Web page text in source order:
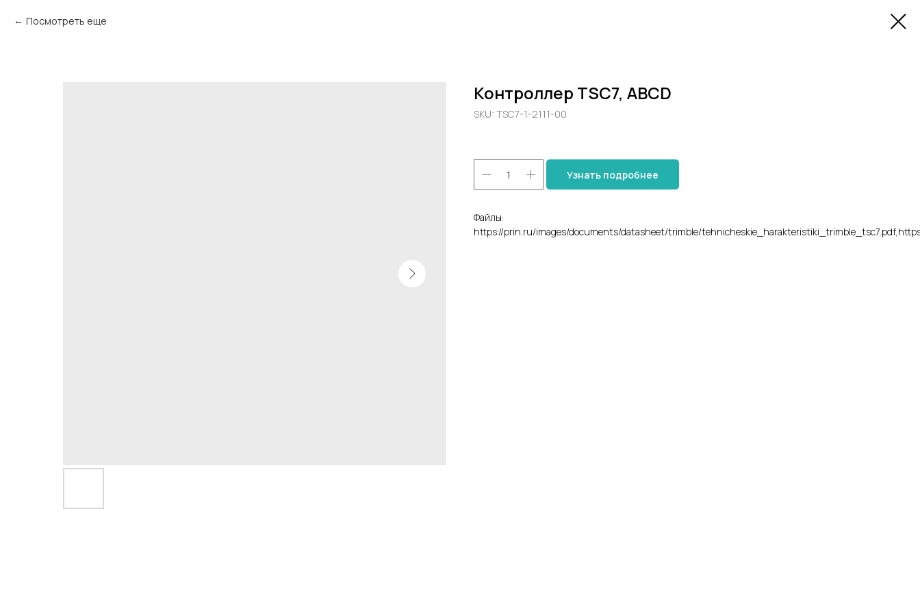
Посмотреть еще
Контроллер TSC7, ABCD
SKU: TSC7-1-2111-00
Узнать подробнее
Файлы:
https://prin.ru/images/documents/datasheet/trimble/